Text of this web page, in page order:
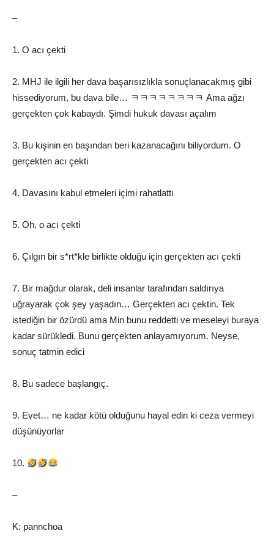
–
1. O acı çekti
2. MHJ ile ilgili her dava başarısızlıkla sonuçlanacakmış gibi
hissediyorum, bu dava bile… ㅋㅋㅋㅋㅋㅋㅋㅋ Ama ağzı
gerçekten çok kabaydı. Şimdi hukuk davası açalım
3. Bu kişinin en başından beri kazanacağını biliyordum. O
gerçekten acı çekti
4. Davasını kabul etmeleri içimi rahatlattı
5. Oh, o acı çekti
6. Çılgın bir s*rt*kle birlikte olduğu için gerçekten acı çekti
7. Bir mağdur olarak, deli insanlar tarafından saldırıya
uğrayarak çok şey yaşadın… Gerçekten acı çektin. Tek
istediğin bir özürdü ama Min bunu reddetti ve meseleyi buraya
kadar sürükledi. Bunu gerçekten anlayamıyorum. Neyse,
sonuç tatmin edici
8. Bu sadece başlangıç.
9. Evet… ne kadar kötü olduğunu hayal edin ki ceza vermeyi
düşünüyorlar
10.
–
K: pannchoa